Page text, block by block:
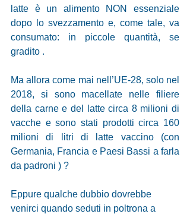
latte è un alimento NON essenziale
dopo lo svezzamento e, come tale, va
consumato: in piccole quantità, se
gradito .
Ma allora come mai nell’UE-28, solo nel
2018, si sono macellate nelle filiere
della carne e del latte circa 8 milioni di
vacche e sono stati prodotti circa 160
milioni di litri di latte vaccino (con
Germania, Francia e Paesi Bassi a farla
da padroni ) ?
Eppure qualche dubbio dovrebbe
venirci quando seduti in poltrona a